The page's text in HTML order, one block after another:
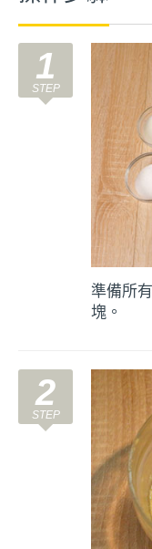
1
準備所
塊。
2